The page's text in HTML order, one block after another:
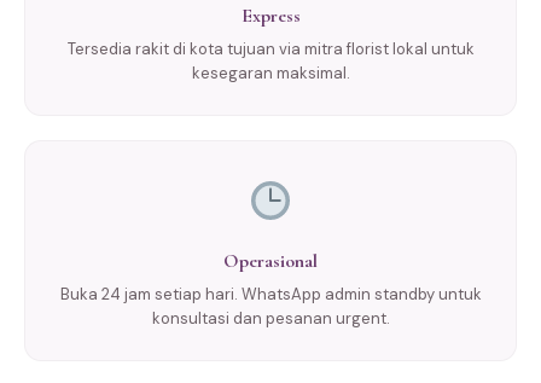
Express
Tersedia rakit di kota tujuan via mitra florist lokal untuk
kesegaran maksimal.
Operasional
Buka 24 jam setiap hari. WhatsApp admin standby untuk
konsultasi dan pesanan urgent.